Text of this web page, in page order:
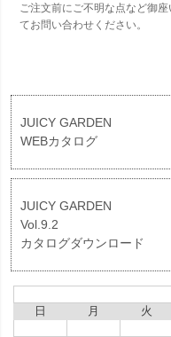
ご注文前にご不明な点など御
てお問い合わせください。
JUICY GARDEN
WEBカタログ
JUICY GARDEN
Vol.9.2
カタログダウンロード
日
月 火